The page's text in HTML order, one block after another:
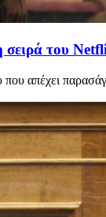
του
απέχει